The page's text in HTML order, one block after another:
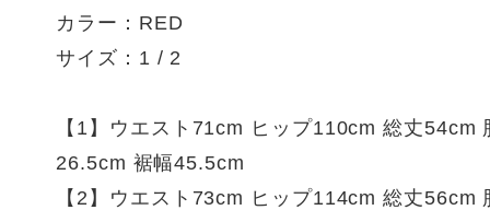
カラー：RED
サイズ：1 / 2
【1】ウエスト71cm ヒップ110cm 総丈54cm
26.5cm 裾幅45.5cm
【2】ウエスト73cm ヒップ114cm 総丈56cm